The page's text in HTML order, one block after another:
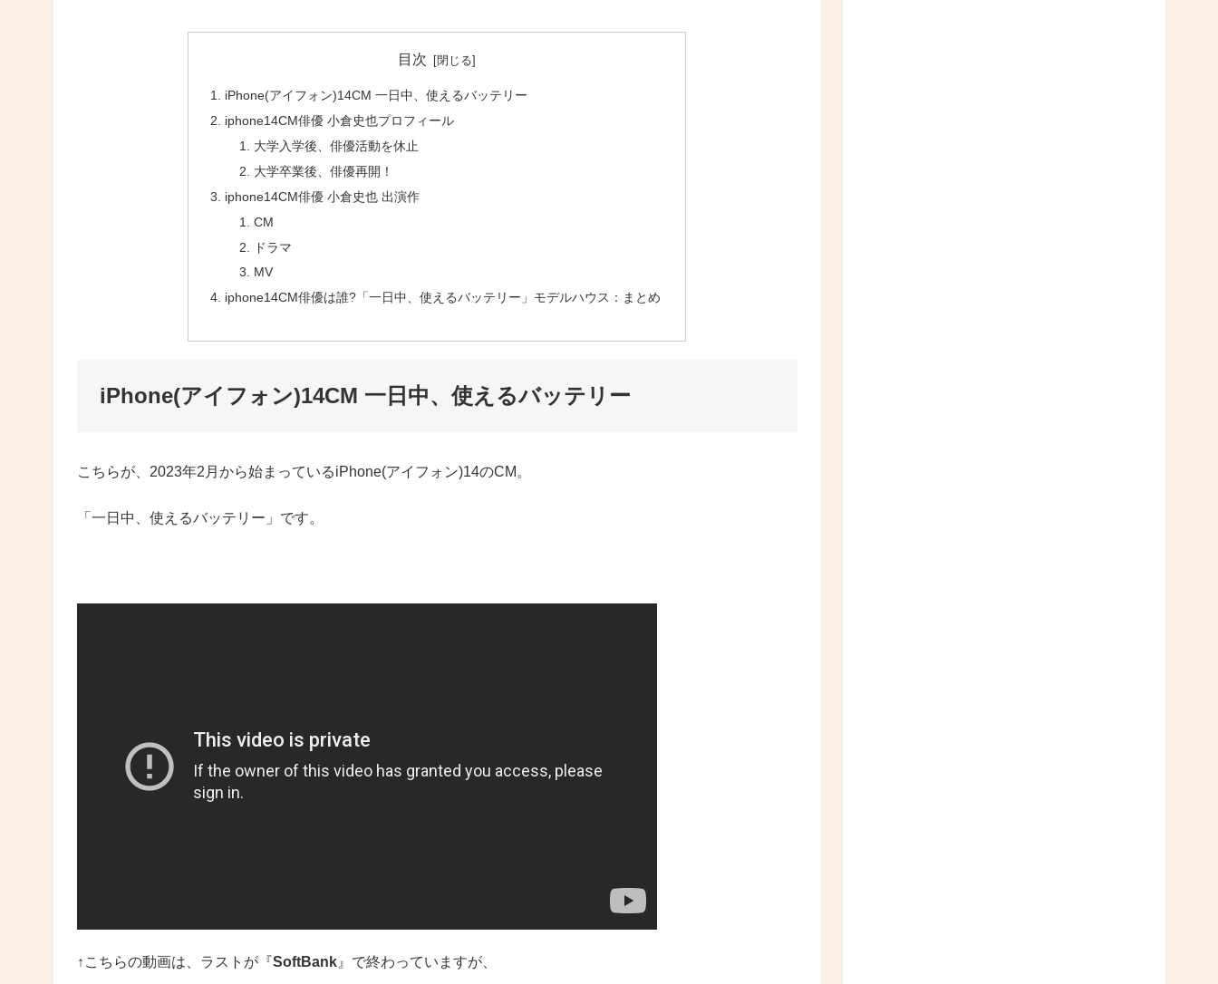
目次
iPhone(アイフォン)14CM 一日中、使えるバッテリー
iphone14CM俳優 小倉史也プロフィール
大学入学後、俳優活動を休止
大学卒業後、俳優再開！
iphone14CM俳優 小倉史也 出演作
CM
ドラマ
MV
iphone14CM俳優は誰?「一日中、使えるバッテリー」モデルハウス：まとめ
iPhone(アイフォン)14CM 一日中、使えるバッテリー
こちらが、2023年2月から始まっているiPhone(アイフォン)14のCM。
「一日中、使えるバッテリー」です。
↑こちらの動画は、ラストが『SoftBank』で終わっていますが、